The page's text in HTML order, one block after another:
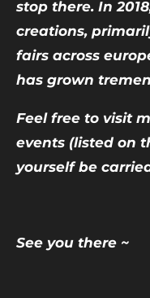
stop there. In
creations,
fairs across
has grown
Feel free to visit
events (listed on
yourself be
See you there ~